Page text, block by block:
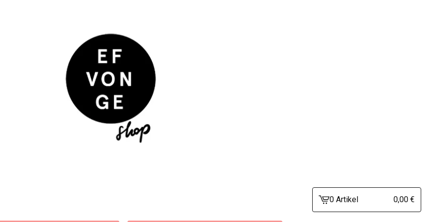
Warenkorb
0 Artikel 0,00 €